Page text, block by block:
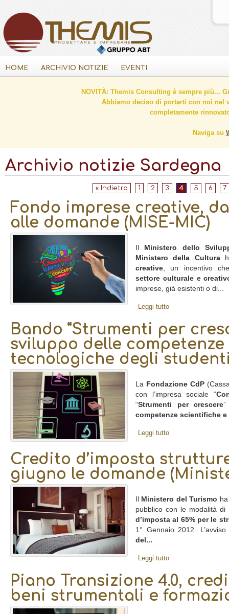
HOME ARCHIVIO NOTIZIE EVENTI
NOVITÀ: Themis Consulting è sempre più...
Abbiamo deciso di portarti con noi nel
completamente
Naviga su
Archivio notizie Sardegna
« Indietro 1 2 3 4 5 6 7
Fondo imprese creative,
alle domande (MISE-MIC)
Ministero dello
Ministero della Cultura
creative, un incentivo
settore culturale e
imprese, già esistenti o di...
Leggi tutto
Bando “Strumenti per
sviluppo delle
tecnologiche degli
La Fondazione CdP
con l’impresa sociale “
“Strumenti per crescere
competenze scientifiche
Leggi tutto
Credito d’imposta
giugno le domande
Ministero del Turismo
pubblico con le modalità
d’imposta al 65% per le
1° Gennaio 2012.
del...
Leggi tutto
Piano Transizione 4.0,
beni strumentali e